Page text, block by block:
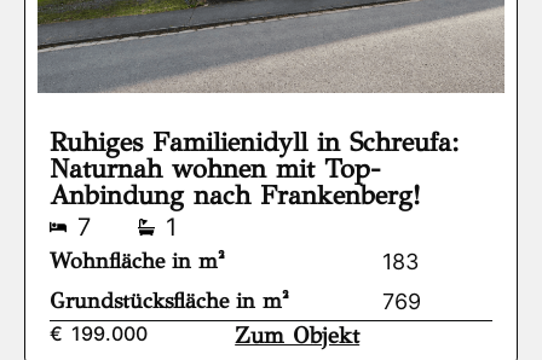
Ruhiges Familienidyll in Schreufa:
Naturnah wohnen mit Top-
Anbindung nach Frankenberg!
7 1
Wohnfläche in m²
Grundstücksfläche in m²
183
769
€ 199.000 Zum Objekt